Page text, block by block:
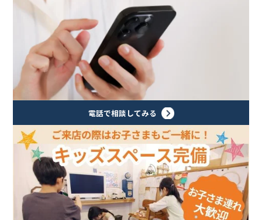
電話で相談してみる